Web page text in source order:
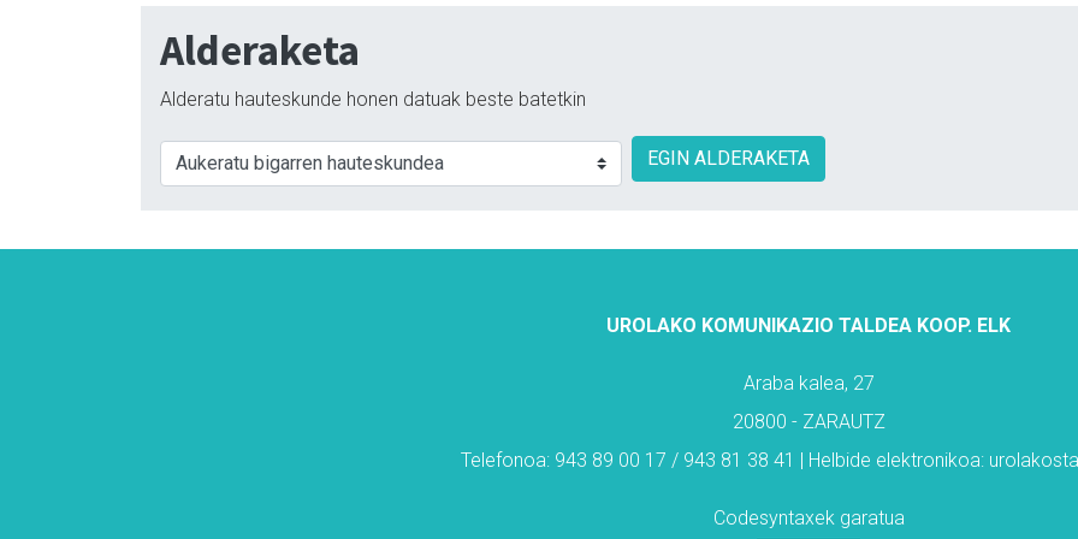
Alderaketa
Alderatu hauteskunde honen datuak beste batetkin
EGIN ALDERAKETA
UROLAKO KOMUNIKAZIO TALDEA KOOP. ELK
Araba kalea, 27
20800 - ZARAUTZ
Telefonoa: 943 89 00 17 / 943 81 38 41 | Helbide elektronikoa:
Codesyntaxek garatua